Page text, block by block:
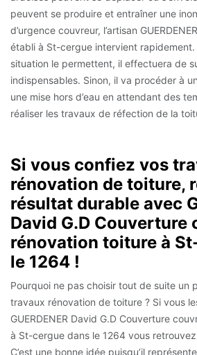
peuvent se produire et entraîner une
d’urgence couvreur, l’artisan
établi à St-cergue intervient rapidement.
situation le permettent, il effectuera de
indispensables. Sinon, il va procéder à
une mise hors d’eau en attendant des
réaliser les travaux de réfection de la
Si vous confiez vos
rénovation de toiture,
résultat durable avec
David G.D Couverture
rénovation toiture à
le 1264 !
Pourquoi ne pas choisir tout de suite un
travaux rénovation de toiture ? Si vous
GUERDENER David G.D Couverture
à St-cergue dans le 1264 vous
C’est une bonne idée puisqu’il